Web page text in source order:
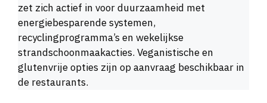
zet zich actief in voor duurzaamheid met
energiebesparende systemen,
recyclingprogramma’s en wekelijkse
strandschoonmaakacties. Veganistische en
glutenvrije opties zijn op aanvraag beschikbaar in
de restaurants.